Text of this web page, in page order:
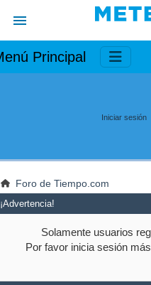
Principal
Iniciar sesión
Foro de Tiempo.com
¡Advertencia!
Solamente usuarios
Por favor inicia sesión